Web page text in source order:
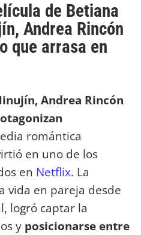
de Betiana
Andrea Rincón
que arrasa en
Andrea Rincón
romántica
en uno de los
en Netflix. La
vida en pareja desde
logró captar la
y posicionarse entre